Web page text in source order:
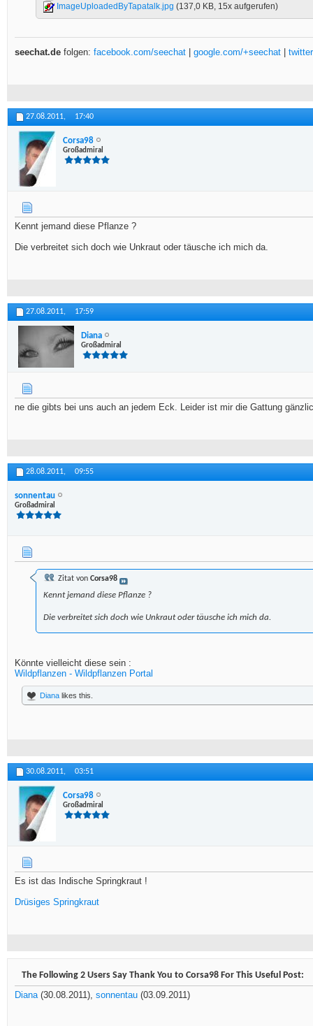
ImageUploadedByTapatalk.jpg (137,0 KB, 15x aufgerufen)
seechat.de folgen: facebook.com/seechat google.com/+seechat
27.08.2011, 17:40
Corsa98
Großadmiral
Kennt jemand diese Pflanze ?
Die verbreitet sich doch wie Unkraut oder täusche ich mich da.
27.08.2011, 17:59
Diana
Großadmiral
ne die gibts bei uns auch an jedem Eck. Leider ist mir die Gattung
28.08.2011, 09:55
sonnentau
Großadmiral
Zitat von Corsa98
Kennt jemand diese Pflanze ?
Die verbreitet sich doch wie Unkraut oder täusche ich mich da.
Könnte vielleicht diese sein :
Wildpflanzen - Wildpflanzen Portal
Diana likes this.
30.08.2011, 03:51
Corsa98
Großadmiral
Es ist das Indische Springkraut !
Drüsiges Springkraut
The Following 2 Users Say Thank You to Corsa98 For This Useful Post:
Diana(30.08.2011), sonnentau (03.09.2011)